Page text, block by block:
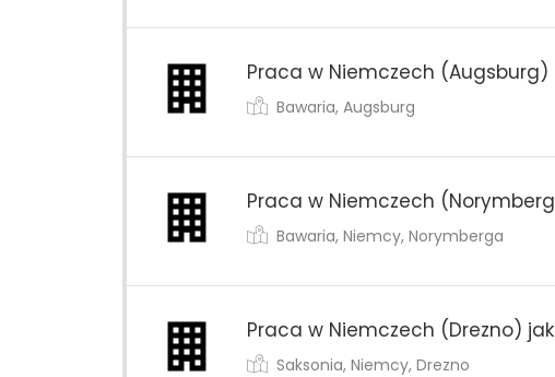
Praca w Niemczech
Bawaria, Augsburg
Praca w Niemczech
Bawaria, Niemcy, Norymberga
Praca w Niemczech (Drezno)
Saksonia, Niemcy, Drezno